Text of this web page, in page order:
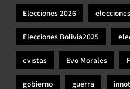
Elecciones 2026
Elecciones Bolivia2025
evistas Evo Morales
gobierno guerra